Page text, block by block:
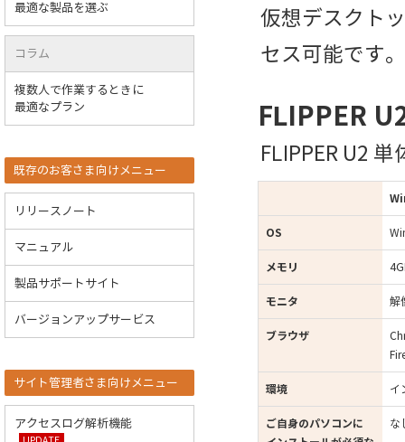
仮想デスクト
セス可能です。
FLIPPER
FLIPPER U2
OS
メモリ
モニタ 解
ブラウザ
環境 イ
ご自身のパソコンに
な
最適な製品を選ぶ
コラム
複数人で作業するときに
最適なプラン
既存のお客さま向けメニュー
リリースノート
マニュアル
製品サポートサイト
バージョンアップサービス
サイト管理者さま向けメニュー
アクセスログ解析機能